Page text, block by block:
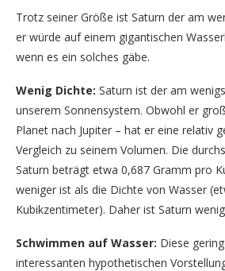
Trotz seiner Größe ist Saturn der am
er würde auf einem gigantischen
wenn es ein solches gäbe.
Wenig Dichte: Saturn ist der am
unserem Sonnensystem. Obwohl er
Planet nach Jupiter – hat er eine relativ
Vergleich zu seinem Volumen. Die
Saturn beträgt etwa 0,687 Gramm pro
weniger ist als die Dichte von Wasser
Kubikzentimeter). Daher ist Saturn
Schwimmen auf Wasser: Diese
interessanten hypothetischen